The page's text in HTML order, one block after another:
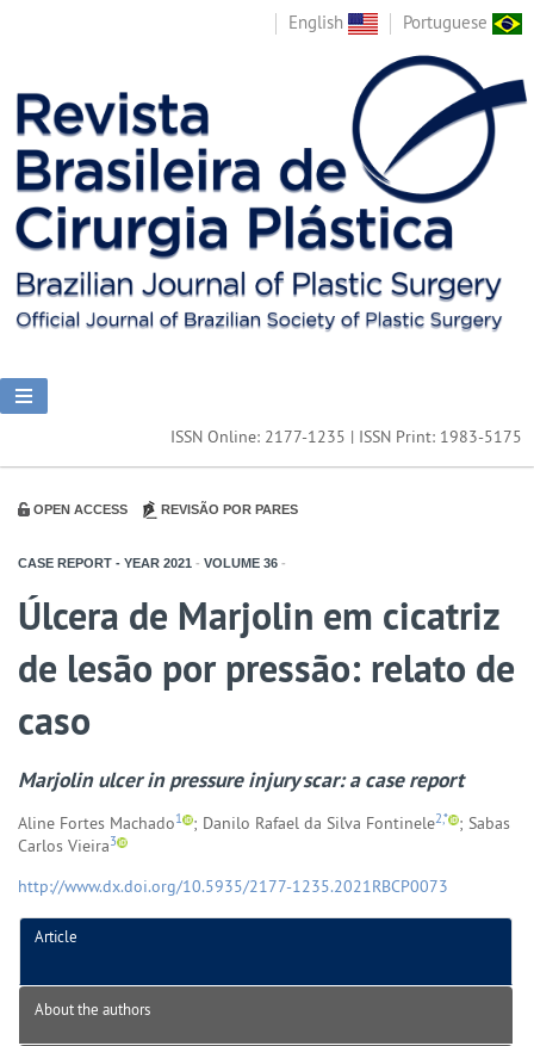
English Portuguese
ISSN Online: 2177-1235 | ISSN Print: 1983-5175
OPEN ACCESS REVISÃO POR PARES
CASE REPORT - YEAR 2021 - VOLUME 36 -
Úlcera de Marjolin em cicatriz
de lesão por pressão: relato de
caso
Marjolin ulcer in pressure injury scar: a case report
Aline Fortes Machado1 ; Danilo Rafael da Silva Fontinele2,*
; Sabas
Carlos Vieira3
http://www.dx.doi.org/10.5935/2177-1235.2021RBCP0073
Article
About the authors